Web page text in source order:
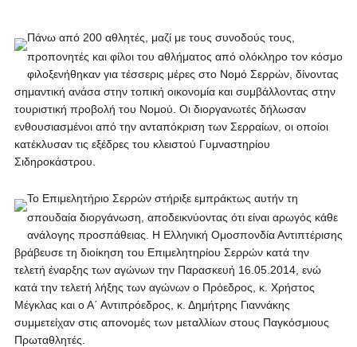
Πάνω από 200 αθλητές, μαζί με τους συνοδούς τους,
προπονητές και φίλοι του αθλήματος από ολόκληρο τον κόσμο
φιλοξενήθηκαν για τέσσερις μέρες στο Νομό Σερρών, δίνοντας
σημαντική ανάσα στην τοπική οικονομία και συμβάλλοντας στην
τουριστική προβολή του Νομού. Οι διοργανωτές δήλωσαν
ενθουσιασμένοι από την ανταπόκριση των Σερραίων, οι οποίοι
κατέκλυσαν τις εξέδρες του κλειστού Γυμναστηρίου
Σιδηροκάστρου.
Το Επιμελητήριο Σερρών στήριξε εμπράκτως αυτήν τη
σπουδαία διοργάνωση, αποδεικνύοντας ότι είναι αρωγός κάθε
ανάλογης προσπάθειας. Η Ελληνική Ομοσπονδία Αντιπτέρισης
βράβευσε τη διοίκηση του Επιμελητηρίου Σερρών κατά την
τελετή έναρξης των αγώνων την Παρασκευή 16.05.2014, ενώ
κατά την τελετή λήξης των αγώνων ο Πρόεδρος, κ. Χρήστος
Μέγκλας και ο Α΄ Αντιπρόεδρος, κ. Δημήτρης Γιαννάκης
συμμετείχαν στις απονομές των μεταλλίων στους Παγκόσμιους
Πρωταθλητές.